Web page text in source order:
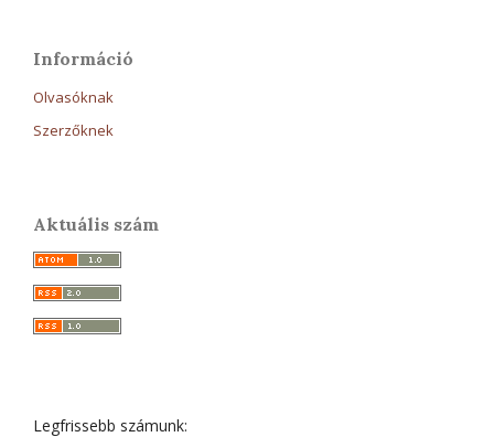
Információ
Olvasóknak
Szerzőknek
Aktuális szám
Legfrissebb számunk: